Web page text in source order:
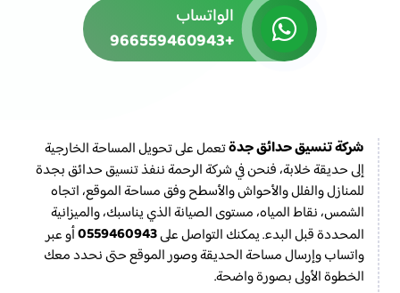
الواتساب
+966559460943
شركة تنسيق حدائق جدةتعمل على تحويل المساحة الخارجية
إلى حديقة خلابة، فنحن في شركة الرحمة ننفذ تنسيق حدائق بجدة
للمنازل والفلل والأحواش والأسطح وفق مساحة الموقع، اتجاه
الشمس، نقاط المياه، مستوى الصيانة الذي يناسبك، والميزانية
المحددة قبل البدء. يمكنك التواصل على0559460943أو عبر
واتساب وإرسال مساحة الحديقة وصور الموقع حتى نحدد معك
الخطوة الأولى بصورة واضحة.